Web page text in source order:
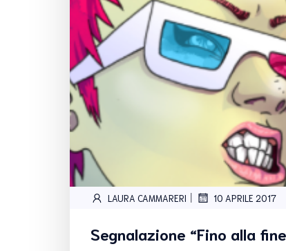
LAURA CAMMARERI | 10 APRILE 2017
Segnalazione “Fino alla